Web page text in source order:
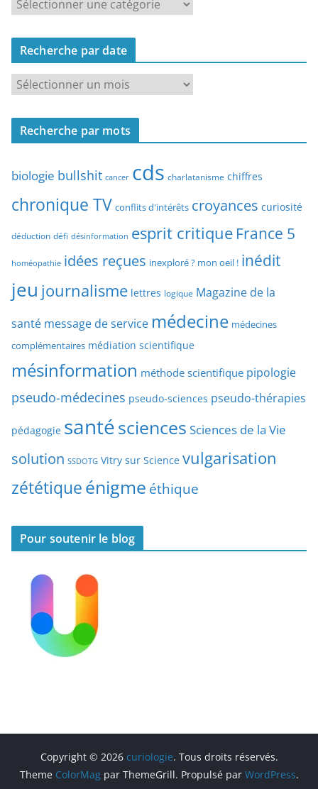
e
c
e
e
a
t
y
e
d
’
a
i
c
l
e
Recherche par date
e
c
r
h
p
a
t
e
Recherche par mots
biologie bullshit cancer cds charlatanisme chiffres
chronique TV conflits d'intérêts croyances curiosité
déduction défi désinformation esprit critique France 5
homéopathie idées reçues inexploré ? mon oeil ! inédit
jeu journalisme lettres logique Magazine de la
santé message de service médecine médecines
complémentaires médiation scientifique
mésinformation méthode scientifique pipologie
pseudo-médecines pseudo-sciences pseudo-thérapies
pédagogie santésciences Sciences de la Vie
solution SSDOTG Vitry sur Science vulgarisation
zététiqueénigme éthique
Pour soutenir le blog
Copyright © 2026 curiologie. Tous droits réservés.
Theme ColorMagpar ThemeGrill. Propulsé par WordPress.